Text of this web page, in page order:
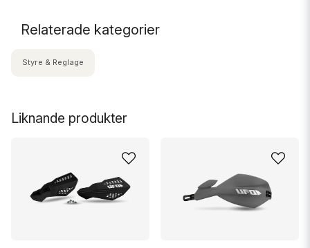
Liknande produkter
Relaterade kategorier
Styre & Reglage